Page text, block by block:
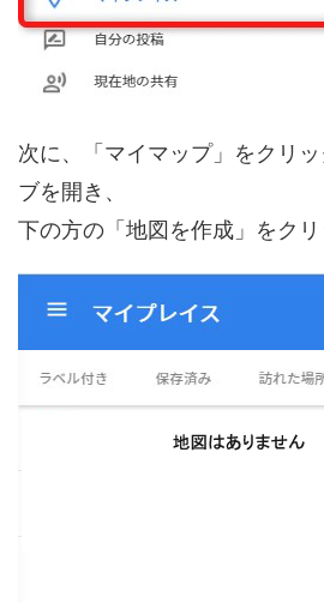
次に、「マイマップ」をクリ
ブを開き、
下の方の「地図を作成」をクリ